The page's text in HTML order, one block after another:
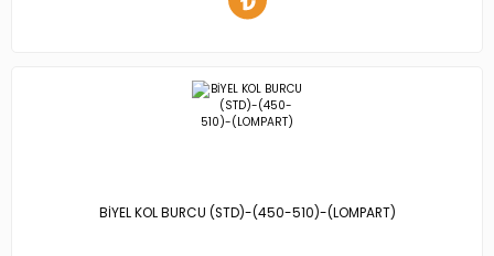
BİYEL KOL BURCU (STD)-(450-510)-(LOMPART)